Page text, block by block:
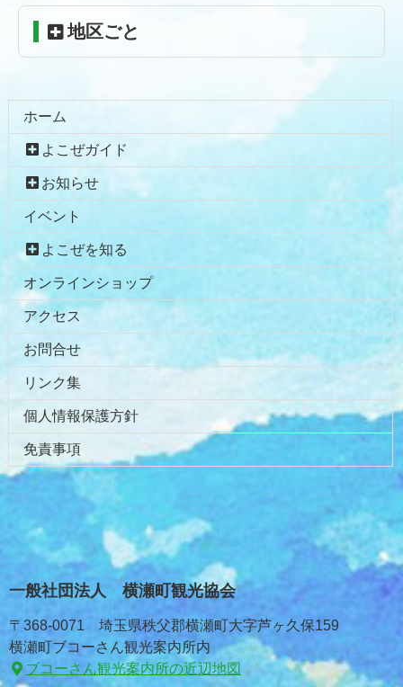
る
地区ごと
ホーム
よこぜガイド
お知らせ
イベント
よこぜを知る
オンラインショップ
アクセス
お問合せ
リンク集
個人情報保護方針
免責事項
一般社団法人 横瀬町観光協会
〒368-0071 埼玉県秩父郡横瀬町大字芦ヶ久保159
横瀬町ブコーさん観光案内所内
ブコーさん観光案内所の近辺地図